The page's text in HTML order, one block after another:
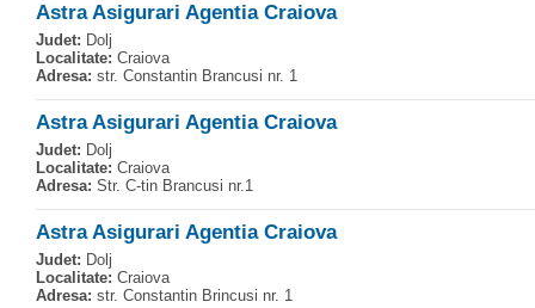
Astra Asigurari Agentia Craiova
Judet: Dolj
Localitate: Craiova
Adresa: str. Constantin Brancusi nr. 1
Astra Asigurari Agentia Craiova
Judet: Dolj
Localitate: Craiova
Adresa: Str. C-tin Brancusi nr.1
Astra Asigurari Agentia Craiova
Judet: Dolj
Localitate: Craiova
Adresa: str. Constantin Brincusi nr. 1